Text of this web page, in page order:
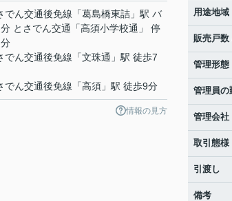
でん交通後免線 「葛島橋東詰 」駅 バ
とさでん交通「高須小学校通」 停
でん交通後免線 「文珠通 」駅 徒歩7
でん交通後免線 「高須 」駅 徒歩9分
情報の見方
用途地域
販売戸数
管理形態
管理員の
管理会社
取引態様
引渡し
備考